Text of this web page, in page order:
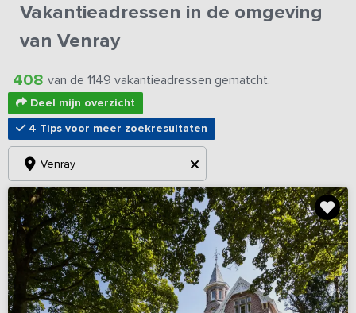
Vakantieadressen in de omgeving
van Venray
408 van de 1149 vakantieadressen gematcht.
Deel mijn overzicht
4 Tips voor meer zoekresultaten
Venray